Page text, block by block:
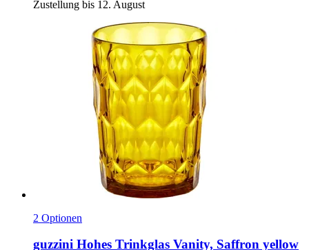
Zustellung bis 12. August
2 Optionen
guzzini Hohes Trinkglas Vanity, Saffron yellow